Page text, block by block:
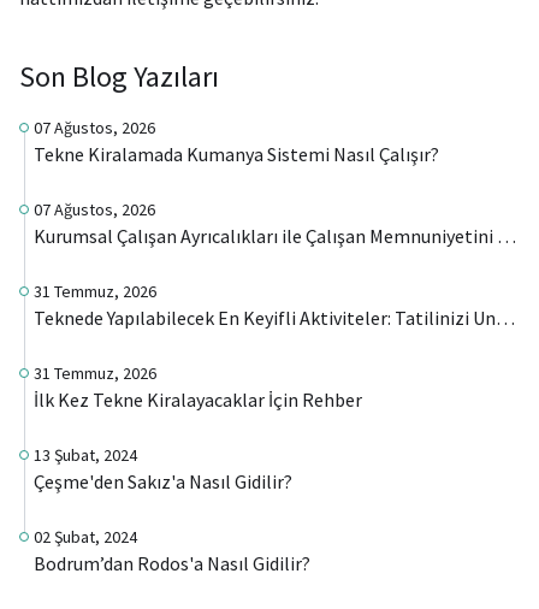
Son Blog Yazıları
07 Ağustos, 2026
Tekne Kiralamada Kumanya Sistemi Nasıl Çalışır?
07 Ağustos, 2026
Kurumsal Çalışan Ayrıcalıkları ile Çalışan Memnuniyetini Artırmanın Yeni Yolu
31 Temmuz, 2026
Teknede Yapılabilecek En Keyifli Aktiviteler: Tatilinizi Unutulmaz Hale Getirecek 15 Öneri
31 Temmuz, 2026
İlk Kez Tekne Kiralayacaklar İçin Rehber
13 Şubat, 2024
Çeşme'den Sakız'a Nasıl Gidilir?
02 Şubat, 2024
Bodrum’dan Rodos'a Nasıl Gidilir?